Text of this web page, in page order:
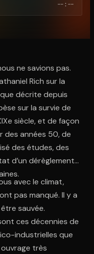
sur le code. C'est gratuit à
--:--
ne savions pas.
Rich sur la
décrite depuis
sur la survie de
siècle, et de façon
des années 50, de
des études, des
d’un dérèglement
avec le climat,
pas manqué. Il y a
sauvée.
ces décennies de
industrielles que
très